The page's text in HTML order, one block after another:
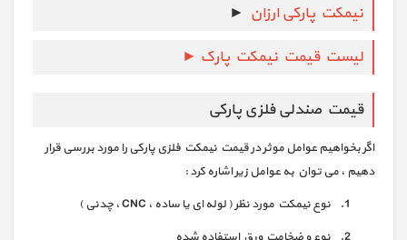
نیمکت پارکی ارزان ►
لیست قیمت نیمکت پارک ►
قیمت صندلی فلزی پارکی
اگر بخواهیم عوامل موثر در قیمت نیمکت فلزی پارکی را مورد بررسی قرار
دهیم ، می توان به عوامل زیر اشاره کرد :
نوع نیمکت مورد نظر ( لوله ای یا ساده ، CNC ، چدنی )